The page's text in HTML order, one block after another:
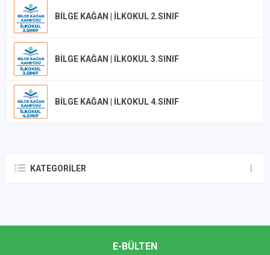
BILGE KAĞAN | İLKOKUL 2.SINIF
BILGE KAĞAN | İLKOKUL 3.SINIF
BILGE KAĞAN | İLKOKUL 4.SINIF
KATEGORILER
E-BÜLTEN